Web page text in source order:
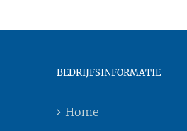
BEDRIJFSINFORMATIE
Home